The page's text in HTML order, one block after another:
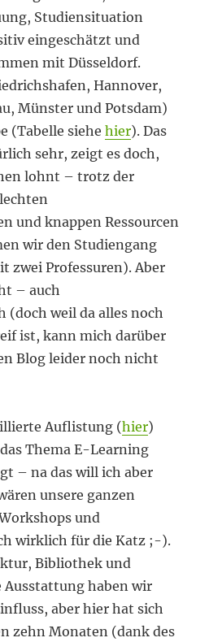
Studiensituation
eingeschätzt und
mit Düsseldorf.
Hannover,
Münster und Potsdam)
(Tabelle siehehier). Das
sehr, zeigt es doch,
lohnt – trotz der
und knappen Ressourcen
wir den Studiengang
zwei Professuren). Aber
– auch
(doch weil da alles noch
ist, kann mich darüber
Blog leider noch nicht
Auflistung (hier)
Thema E-Learning
– na das will ich aber
unsere ganzen
und
wirklich für die Katz ;-).
Bibliothek und
Ausstattung haben wir
aber hier hat sich
zehn Monaten (dank des